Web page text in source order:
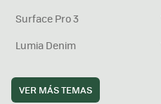
Surface Pro 3
Lumia Denim
VER MÁS TEMAS